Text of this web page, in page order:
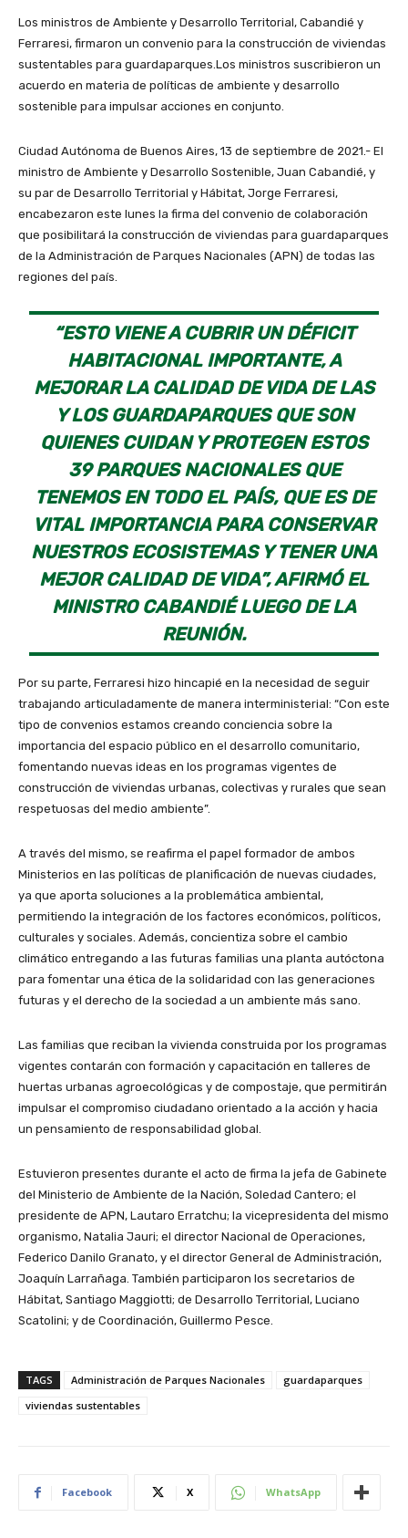
Los ministros de Ambiente y Desarrollo Territorial, Cabandié y
Ferraresi, firmaron un convenio para la construcción de viviendas
sustentables para guardaparques.Los ministros suscribieron un
acuerdo en materia de políticas de ambiente y desarrollo
sostenible para impulsar acciones en conjunto.
Ciudad Autónoma de Buenos Aires, 13 de septiembre de 2021.- El
ministro de Ambiente y Desarrollo Sostenible, Juan Cabandié, y
su par de Desarrollo Territorial y Hábitat, Jorge Ferraresi,
encabezaron este lunes la firma del convenio de colaboración
que posibilitará la construcción de viviendas para guardaparques
de la Administración de Parques Nacionales (APN) de todas las
regiones del país.
“ESTO VIENE A CUBRIR UN DÉFICIT
HABITACIONAL IMPORTANTE, A
MEJORAR LA CALIDAD DE VIDA DE LAS
Y LOS GUARDAPARQUES QUE SON
QUIENES CUIDAN Y PROTEGEN ESTOS
39 PARQUES NACIONALES QUE
TENEMOS EN TODO EL PAÍS, QUE ES DE
VITAL IMPORTANCIA PARA CONSERVAR
NUESTROS ECOSISTEMAS Y TENER UNA
MEJOR CALIDAD DE VIDA”, AFIRMÓ EL
MINISTRO CABANDIÉ LUEGO DE LA
REUNIÓN.
Por su parte, Ferraresi hizo hincapié en la necesidad de seguir
trabajando articuladamente de manera interministerial: “Con este
tipo de convenios estamos creando conciencia sobre la
importancia del espacio público en el desarrollo comunitario,
fomentando nuevas ideas en los programas vigentes de
construcción de viviendas urbanas, colectivas y rurales que sean
respetuosas del medio ambiente”.
A través del mismo, se reafirma el papel formador de ambos
Ministerios en las políticas de planificación de nuevas ciudades,
ya que aporta soluciones a la problemática ambiental,
permitiendo la integración de los factores económicos, políticos,
culturales y sociales. Además, concientiza sobre el cambio
climático entregando a las futuras familias una planta autóctona
para fomentar una ética de la solidaridad con las generaciones
futuras y el derecho de la sociedad a un ambiente más sano.
Las familias que reciban la vivienda construida por los programas
vigentes contarán con formación y capacitación en talleres de
huertas urbanas agroecológicas y de compostaje, que permitirán
impulsar el compromiso ciudadano orientado a la acción y hacia
un pensamiento de responsabilidad global.
Estuvieron presentes durante el acto de firma la jefa de Gabinete
del Ministerio de Ambiente de la Nación, Soledad Cantero; el
presidente de APN, Lautaro Erratchu; la vicepresidenta del mismo
organismo, Natalia Jauri; el director Nacional de Operaciones,
Federico Danilo Granato, y el director General de Administración,
Joaquín Larrañaga. También participaron los secretarios de
Hábitat, Santiago Maggiotti; de Desarrollo Territorial, Luciano
Scatolini; y de Coordinación, Guillermo Pesce.
TAGS Administración de Parques Nacionales
guardaparques
viviendas sustentables
Facebook X WhatsApp